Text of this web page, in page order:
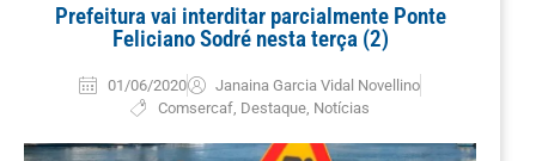
Prefeitura vai interditar parcialmente Ponte
Feliciano Sodré nesta terça (2)
01/06/2020
Janaina Garcia Vidal Novellino
Comsercaf Destaque Notícias